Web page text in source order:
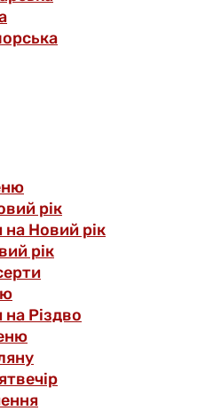
рік
на Новий рік
рік
на Різдво